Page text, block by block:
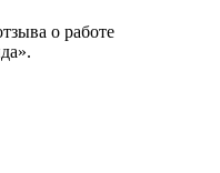
о работе